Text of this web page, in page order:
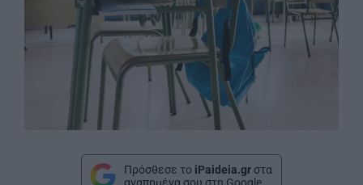
Πρόσθεσε το iPaideia.gr στα